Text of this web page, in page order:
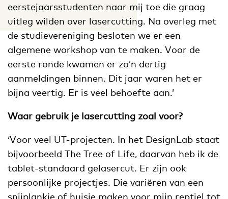
eerstejaarsstudenten naar mij toe die graag
uitleg wilden over lasercutting. Na overleg met
de studievereniging besloten we er een
algemene workshop van te maken. Voor de
eerste ronde kwamen er zo’n dertig
aanmeldingen binnen. Dit jaar waren het er
bijna veertig. Er is veel behoefte aan.’
Waar gebruik je lasercutting zoal voor?
‘Voor veel UT-projecten. In het DesignLab staat
bijvoorbeeld The Tree of Life, daarvan heb ik de
tablet-standaard gelasercut. Er zijn ook
persoonlijke projectjes. Die variëren van een
snijplankje of huisje maken voor mijn reptiel tot